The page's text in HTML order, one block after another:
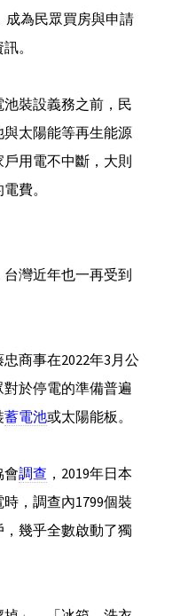
成為民眾買房與申請
。
裝設義務之前，民
太陽能等再生能源
用電不中斷，大則
費。
灣近年也一再受到
商事在2022年3月公
對於停電的準備普遍
蓄電池或太陽能板。
會調查 ，2019年日本
，調查內1799個裝
幾乎全數啟動了獨